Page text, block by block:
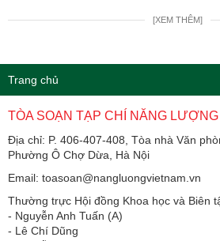
[XEM THÊM]
Trang chủ
TÒA SOẠN TẠP CHÍ NĂNG LƯỢNG
Địa chỉ: P. 406-407-408, Tòa nhà Văn
Phường Ô Chợ Dừa, Hà Nội
Email: toasoan@nangluongvietnam.vn
Thường trực Hội đồng Khoa học và Biên
​​​​​​- Nguyễn Anh Tuấn (A)
- Lê Chí Dũng